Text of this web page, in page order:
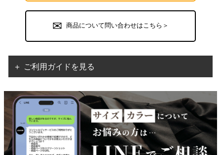
商品について問い合わせはこちら＞
＋ ご利用ガイドを見る